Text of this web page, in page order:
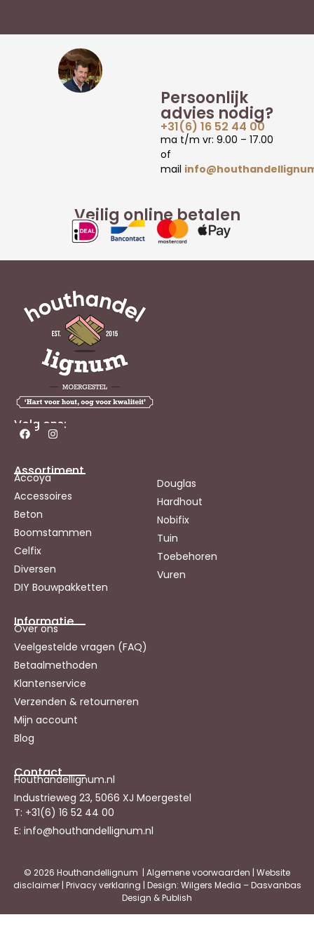
Veilig online betalen
Persoonlijk
advies nodig?
+31(6) 16 52 44 00
ma t/m vr: 9.00 – 17.00
of
mail
Volg ons:
Assortiment
Accoya
Accessoires
Beton
Boomstammen
Celfix
Diversen
DIY Bouwpakketten
Douglas
Hardhout
Nobifix
Tuin
Toebehoren
Vuren
Informatie
Over ons
Veelgestelde vragen (FAQ)
Betaalmethoden
Klantenservice
Verzenden & retourneren
Mijn account
Blog
Contact
Houthandellignum.nl
Industrieweg 23, 5066 XJ Moergestel
T: +31(6) 16 52 44 00
E: info@houthandellignum.nl
© 2026 Houthandellignum | Algemene voorwaarden | Website
disclaimer| Privacy verklaring | Design: Wilgers Media – Dasvanbas
Design & Publish